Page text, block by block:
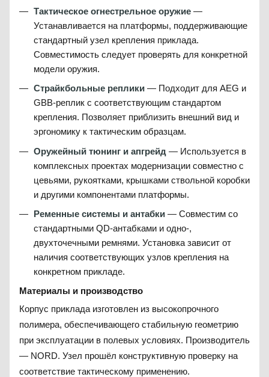
Тактическое огнестрельное оружие —
Устанавливается на платформы, поддерживающие
стандартный узел крепления приклада.
Совместимость следует проверять для конкретной
модели оружия.
Страйкбольные реплики — Подходит для AEG и
GBB-реплик с соответствующим стандартом
крепления. Позволяет приблизить внешний вид и
эргономику к тактическим образцам.
Оружейный тюнинг и апгрейд — Используется в
комплексных проектах модернизации совместно с
цевьями, рукоятками, крышками ствольной коробки
и другими компонентами платформы.
Ременные системы и антабки — Совместим со
стандартными QD-антабками и одно-,
двухточечными ремнями. Установка зависит от
наличия соответствующих узлов крепления на
конкретном прикладе.
Материалы и производство
Корпус приклада изготовлен из высокопрочного
полимера, обеспечивающего стабильную геометрию
при эксплуатации в полевых условиях. Производитель
— NORD. Узел прошёл конструктивную проверку на
соответствие тактическому применению.